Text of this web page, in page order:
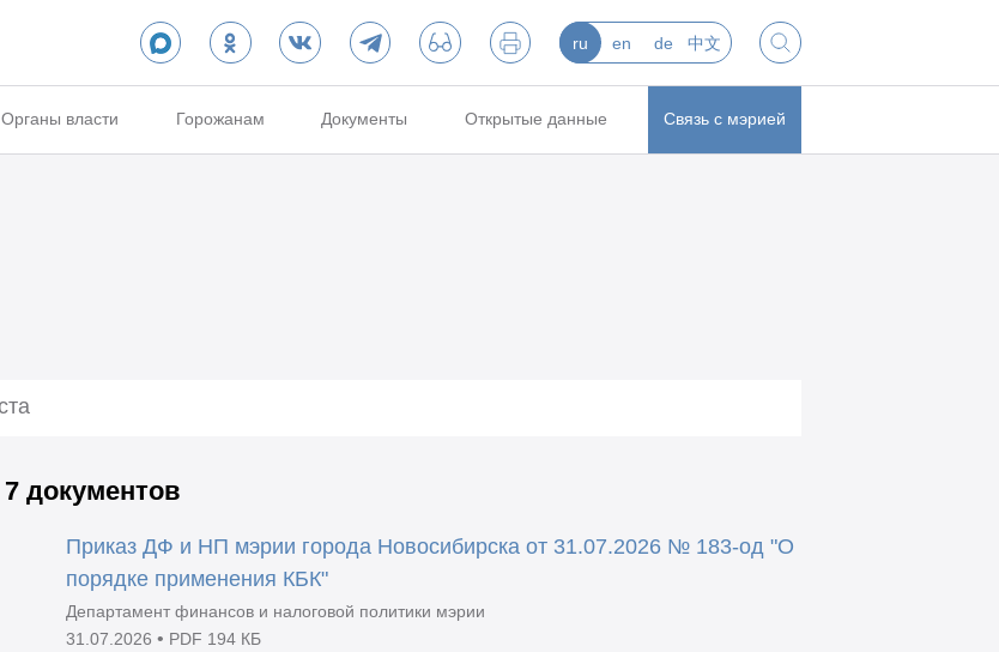
ru en de 中文
Органы власти Горожанам Документы Открытые данные Связь с мэрией
7 документов
Приказ ДФ и НП мэрии города Новосибирска от 31.07.2026 № 183-од "О
порядке применения КБК"
Департамент финансов и налоговой политики мэрии
31.07.2026 • PDF 194 КБ